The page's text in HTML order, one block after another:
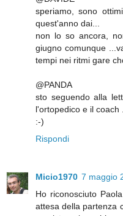
speriamo, sono
quest'anno dai...
non lo so ancora,
giugno comunque
tempi nei ritmi gare
@PANDA
sto seguendo alla
l'ortopedico e il coach
:-)
Rispondi
Micio1970 7 maggio
Ho riconosciuto
attesa della partenza